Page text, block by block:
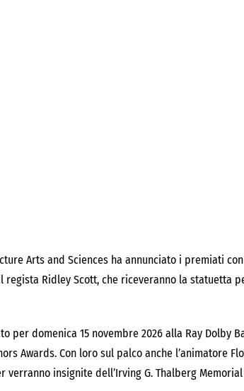
Arts and Sciences ha annunciato i premiati
regista Ridley Scott, che riceveranno la statuetta
per domenica 15 novembre 2026 alla Ray Dolby
Awards. Con loro sul palco anche l’animatore
verranno insignite dell’Irving G. Thalberg